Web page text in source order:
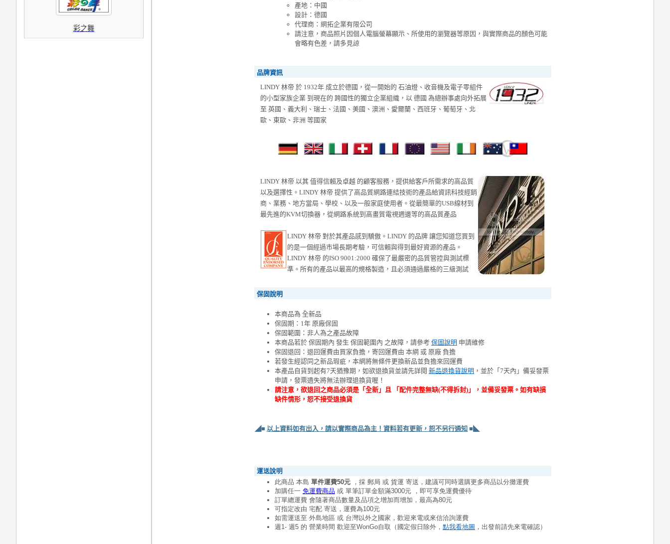
彩之舞
產地：中國
設計：德國
代理商：網拓企業有限公司
請注意，商品照片因個人電腦螢幕顯示、所使用的瀏覽器等原因，與實際商品的顏色可能
會略有色差，請多見諒
品牌資訊
LINDY 林帝 於 1932年 成立於德國，從一開始的 石油燈、收音機及電子零組件
的小型家族企業 到現在的 跨國性的獨立企業組織，以 德國 為總辦事處向外拓展
至 英國、義大利、瑞士、法國、美國、澳洲、愛爾蘭、西班牙、葡萄牙、北
歐、東歐、非洲 等國家
LINDY 林帝 以其 值得信賴及卓越 的顧客服務，提供給客戶所需求的高品質
以及選擇性。LINDY 林帝 提供了高品質網路連結技術的產品給資訊科技經銷
商、業務、地方當局、學校、以及一般家庭使用者。從最簡單的USB線材到
最先進的KVM切換器，從網路系統到高畫質電視週邊等的高品質產品
LINDY 林帝 對於其產品感到驕傲。LINDY 的品牌 讓您知道您買到
的是一個經過市場長期考驗，可信賴與得到最好資源的產品。
LINDY 林帝 的ISO 9001:2000 確保了最嚴密的品質管控與測試標
準。所有的產品以最高的規格製造，且必須通過嚴格的三級測試
保固說明
本商品為 全新品
保固期：1年 原廠保固
保固範圍：非人為之產品故障
本商品若於 保固期內 發生 保固範圍內 之故障，請參考 保固說明 申請維修
保固退回：退回運費由買家負擔，寄回運費由 本網 或 原廠 負擔
若發生經認同之新品瑕疵，本網將無條件更換新品並負擔來回運費
本產品自貨到起有7天猶豫期，如欲退換貨並請先詳閱 新品退換貨說明 ，並於「7天內」備妥發票
申請，發票遺失將無法辦理退換貨喔！
請注意，欲退回之商品必須是「全新」且 「配件完整無缺(不得拆封)」，並備妥發票。如有缺損
缺件情形，恕不接受退換貨
◢■ 以上資料如有出入，請以實際商品為主！資料若有更新，恕不另行通知 ■◣